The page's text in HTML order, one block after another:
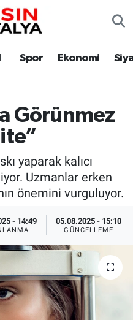
Spor Ekonomi
Görünmez
yaparak kalıcı
Uzmanlar erken
önemini vurguluyor.
- 14:49 05.08.2025 - 15:10
GÜNCELLEME